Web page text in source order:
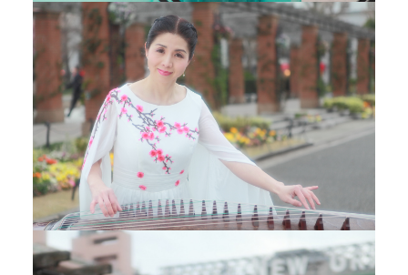
经
验
丰
富
的
师
资
团
队
和
完
善